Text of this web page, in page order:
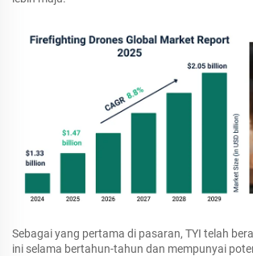
Sebagai yang pertama di pasaran, TYI telah
ini selama bertahun-tahun dan mempunyai